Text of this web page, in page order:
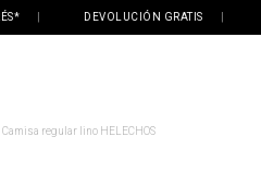
| DEVOLUCIÓN GRATIS |
Camisa regular lino HELECHOS